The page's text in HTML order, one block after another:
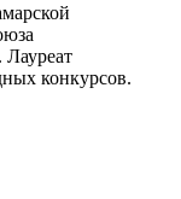
Лауреат
конкурсов.